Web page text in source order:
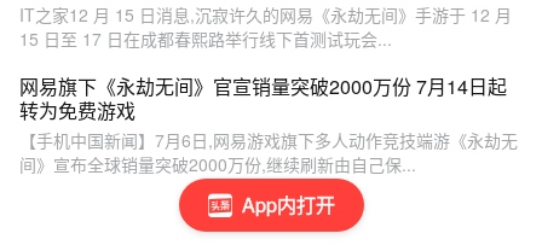
App内打开
IT之家12 月 15 日消息,沉寂许久的网易《永劫无间》手游于 12 月
15 日至 17 日在成都春熙路举行线下首测试玩会...
网易旗下《永劫无间》官宣销量突破2000万份 7月14日起
转为免费游戏
【手机中国新闻】7月6日,网易游戏旗下多人动作竞技端游《永劫无
间》宣布全球销量突破2000万份,继续刷新由自己保...